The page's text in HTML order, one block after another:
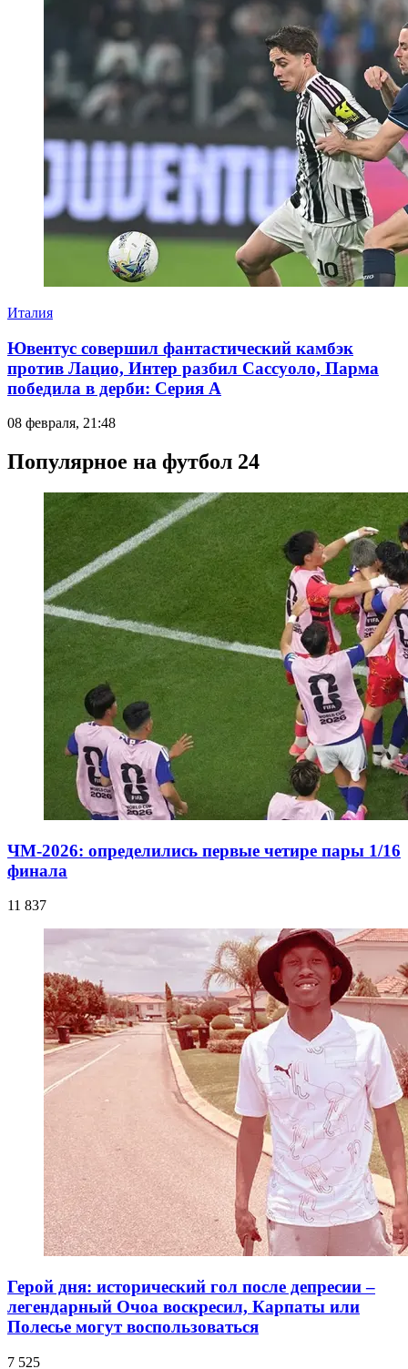
Италия
Ювентус совершил фантастический камбэк
против Лацио, Интер разбил Сассуоло, Парма
победила в дерби: Серия А
08 февраля, 21:48
Популярное на футбол 24
ЧМ-2026: определились первые четире пары 1/16
финала
11 837
Герой дня: исторический гол после депресии –
легендарный Очоа воскресил, Карпаты или
Полесье могут воспользоваться
7 525